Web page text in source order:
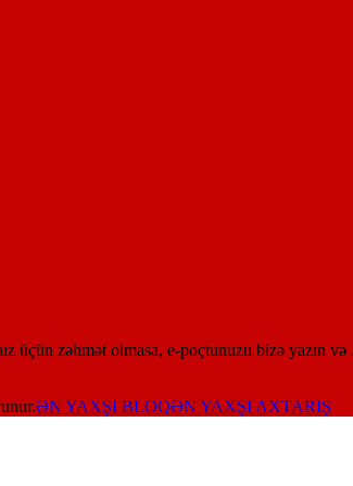
üçün zəhmət olmasa, e-poçtunuzu bizə yazın
ƏN YAXŞI BLOQƏN YAXŞI AXTARIŞ